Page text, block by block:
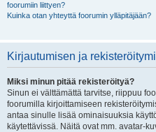
foorumiin liittyen?
Kuinka otan yhteyttä foorumin ylläpitäjään?
Kirjautumisen ja
Miksi minun pitää rekisteröityä?
Sinun ei välttämättä tarvitse, riippuu
foorumilla kirjoittamiseen
antaa sinulle lisää ominaisuuksia
käytettävissä. Näitä ovat mm. avatar-